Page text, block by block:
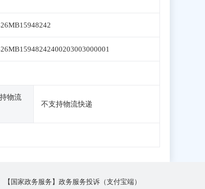
物流
不支持物流快递
【国家政务服务】政务服务投诉（支付宝端）